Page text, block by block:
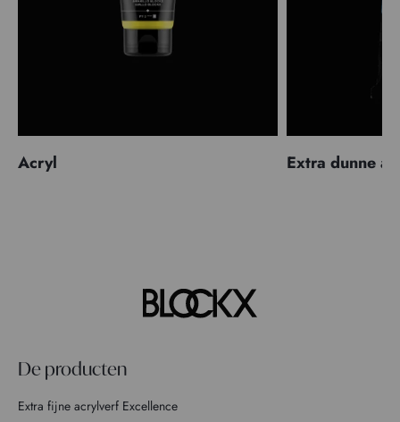
Acryl Extra dunne
De producten
Extra fijne acrylverf Excellence